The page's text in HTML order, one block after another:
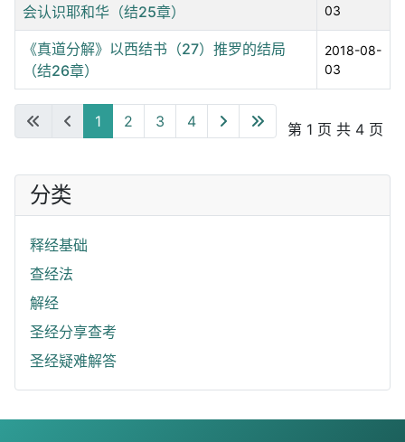
会认识耶和华（结25章）
03
《真道分解》以西结书（27）推罗的结局
（结26章）
2018-08-
03
第 1 页 共 4 页
1 2 3 4
分类
释经基础
查经法
解经
圣经分享查考
圣经疑难解答